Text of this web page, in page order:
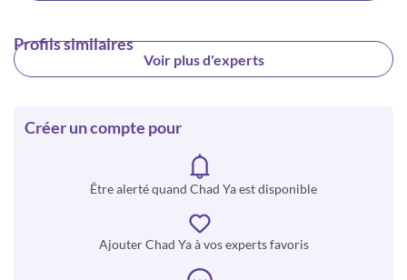
Profils similaires
Voir plus d'experts
Créer un compte pour
Être alerté quand Chad Ya est disponible
Ajouter Chad Ya à vos experts favoris